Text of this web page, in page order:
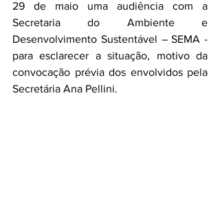
29 de maio uma audiência com a
Secretaria do Ambiente e
Desenvolvimento Sustentável – SEMA -
para esclarecer a situação, motivo da
convocação prévia dos envolvidos pela
Secretária Ana Pellini.